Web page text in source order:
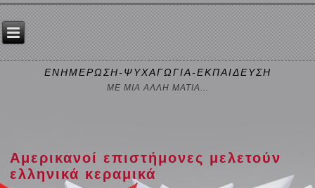
ΕΝΗΜΕΡΩΣΗ-ΨΥΧΑΓΩΓΙΑ-ΕΚΠΑΙΔΕΥΣΗ
ΜΕ ΜΙΑ ΑΛΛΗ ΜΑΤΙΑ...
Αμερικανοί επιστήμονες μελετούν
ελληνικά κεραμικά